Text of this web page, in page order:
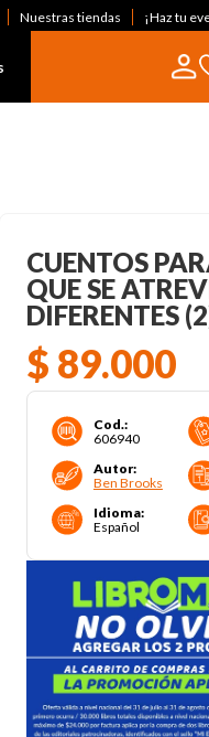
Nuestras tiendas ¡Haz tu
CUENTOS
QUE SE
DIFERENTES
$ 89.000
Cod.:
606940
Autor:
Ben Brooks
Idioma:
Español